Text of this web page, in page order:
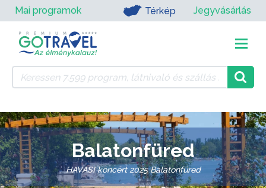
Mai programok Térkép Jegyvásárlás
Balatonfüred
HAVASI koncert 2025 Balatonfüred